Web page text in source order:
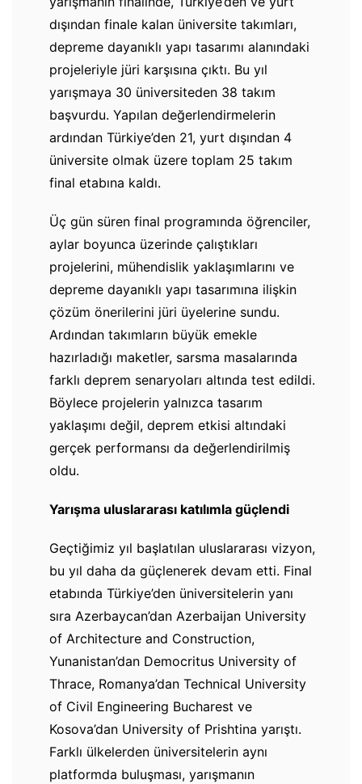
dışından finale kalan üniversite takımları,
depreme dayanıklı yapı tasarımı alanındaki
projeleriyle jüri karşısına çıktı. Bu yıl
yarışmaya 30 üniversiteden 38 takım
başvurdu. Yapılan değerlendirmelerin
ardından Türkiye’den 21, yurt dışından 4
üniversite olmak üzere toplam 25 takım
final etabına kaldı.
Üç gün süren final programında öğrenciler,
aylar boyunca üzerinde çalıştıkları
projelerini, mühendislik yaklaşımlarını ve
depreme dayanıklı yapı tasarımına ilişkin
çözüm önerilerini jüri üyelerine sundu.
Ardından takımların büyük emekle
hazırladığı maketler, sarsma masalarında
farklı deprem senaryoları altında test edildi.
Böylece projelerin yalnızca tasarım
yaklaşımı değil, deprem etkisi altındaki
gerçek performansı da değerlendirilmiş
oldu.
Yarışma uluslararası katılımla güçlendi
Geçtiğimiz yıl başlatılan uluslararası vizyon,
bu yıl daha da güçlenerek devam etti. Final
etabında Türkiye’den üniversitelerin yanı
sıra Azerbaycan’dan Azerbaijan University
of Architecture and Construction,
Yunanistan’dan Democritus University of
Thrace, Romanya’dan Technical University
of Civil Engineering Bucharest ve
Kosova’dan University of Prishtina yarıştı.
Farklı ülkelerden üniversitelerin aynı
platformda buluşması, yarışmanın